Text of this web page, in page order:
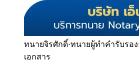
ทนายจิรศักดิ์·ทนายผู้ทำคำรับรอ
เอกสาร